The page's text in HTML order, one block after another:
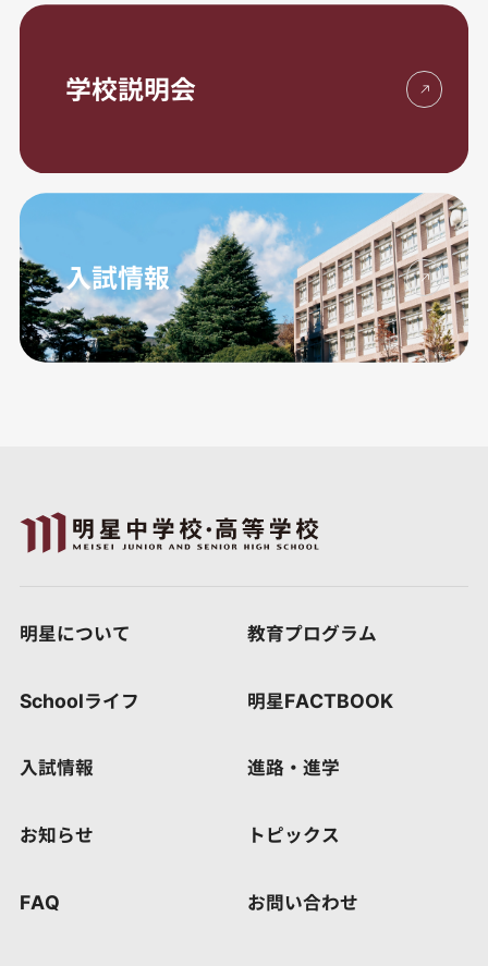
学校説明会
入試情報
明星について 教育プログラム
Schoolライフ 明星FACTBOOK
入試情報 進路・進学
お知らせ トピックス
FAQ お問い合わせ